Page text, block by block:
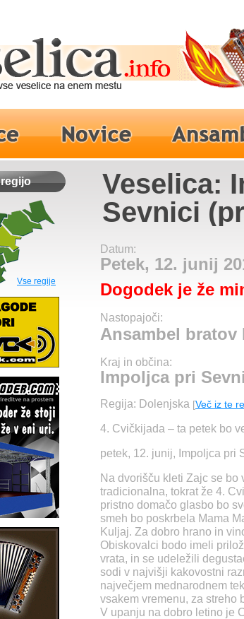
Vse regije
Veselica:
Sevnici
Ansambel
Mama
Datum:
Petek, 12. junij
Dogodek je že
Nastopajoči:
Ansambel bratov
Kraj in občina:
Impoljca pri
Regija: Dolenjska [Več iz te
4. Cvičkijada – ta petek bo
petek, 12. junij, Impoljca pri
Na dvorišču kleti Zajc se
tradicionalna, tokrat že 4.
pristno domačo glasbo bo
smeh bo poskrbela Mama
Kuljaj. Za dobro hrano in
Obiskovalci bodo imeli
vrata, in se udeležili
sodi v najvišji kakovostni
največjem mednarodnem
vsakem vremenu, za streho
V upanju na dobro letino je